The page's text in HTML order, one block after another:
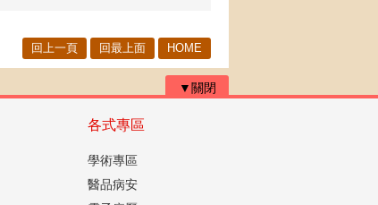
回上一頁 回最上面 HOME
▼關閉
各式專區
學術專區
醫品病安